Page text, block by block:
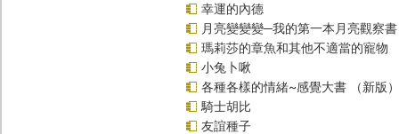
幸運的內德
月亮變變變─我的第一本月亮觀察書
瑪莉莎的章魚和其他不適當的寵物
小兔卜啾
各種各樣的情緒~感覺大書 （新版）
騎士胡比
友誼種子